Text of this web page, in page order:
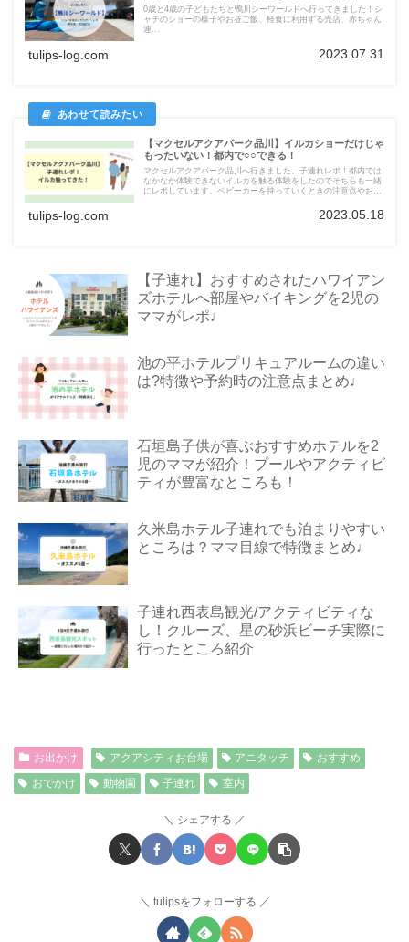
0歳と4歳の子どもたちと鴨川シーワールドへ行ってきました！シ
ャチのショーの様子やお昼ご飯、軽食に利用する売店、赤ちゃん
連...
tulips-log.com 2023.07.31
【マクセルアクアパーク品川】イルカショーだけじゃ
もったいない！都内で○○できる！
マクセルアクアパーク品川へ行きました。子連れレポ！都内では
なかなか体験できないイルカを触る体験をしたのでそちらも一緒
にレポしています。ベビーカーを持っていくときの注意点やおす
tulips-log.com 2023.05.18
【子連れ】おすすめされたハワイアン
ズホテルへ部屋やバイキングを2児の
ママがレポ♩
池の平ホテルプリキュアルームの違い
は?特徴や予約時の注意点まとめ♩
石垣島子供が喜ぶおすすめホテルを2
児のママが紹介！プールやアクティビ
ティが豊富なところも！
久米島ホテル子連れでも泊まりやすい
ところは？ママ目線で特徴まとめ♩
子連れ西表島観光/アクティビティな
し！クルーズ、星の砂浜ビーチ実際に
行ったところ紹介
お出かけ アクアシティお台場 アニタッチ
おすすめ
おでかけ
動物園 子連れ 室内
シェアする
tulipsをフォローする